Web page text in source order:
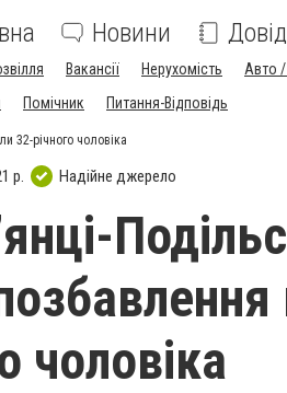
Новини
Вакансії Нерухомість Авто
Помічник Питання-Відповідь
32-річного чоловіка
р. Надійне джерело
чоловіка